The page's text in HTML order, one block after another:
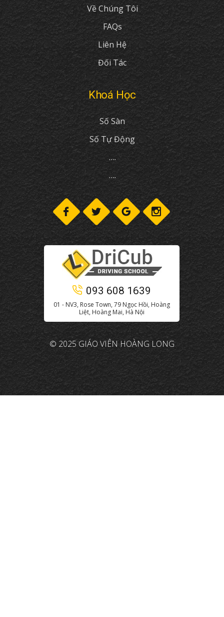
Về Chúng Tôi
FAQs
Liên Hệ
Đối Tác
Khoá Học
Số Sàn
Số Tự Động
….
….
093 608 1639
01 - NV3, Rose Town, 79 Ngọc Hồi, Hoàng
Liệt, Hoàng Mai, Hà Nội
© 2025 GIÁO VIÊN HOÀNG LONG